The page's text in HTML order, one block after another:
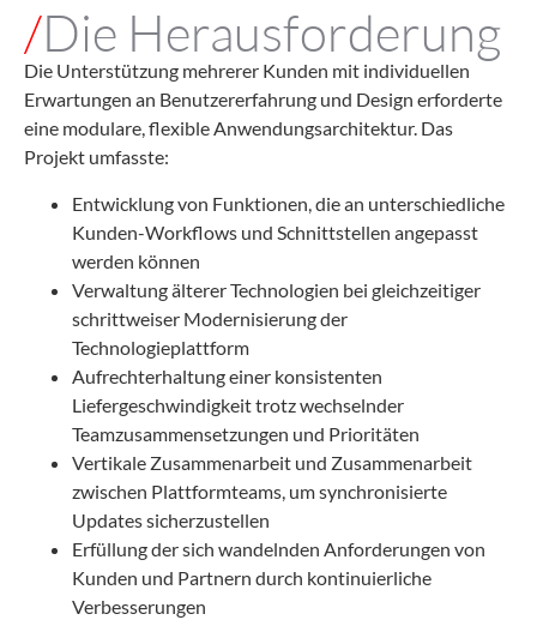
/Die Herausforderung
Die Unterstützung mehrerer Kunden mit individuellen
Erwartungen an Benutzererfahrung und Design erforderte
eine modulare, flexible Anwendungsarchitektur. Das
Projekt umfasste:
Entwicklung von Funktionen, die an unterschiedliche
Kunden-Workflows und Schnittstellen angepasst
werden können
Verwaltung älterer Technologien bei gleichzeitiger
schrittweiser Modernisierung der
Technologieplattform
Aufrechterhaltung einer konsistenten
Liefergeschwindigkeit trotz wechselnder
Teamzusammensetzungen und Prioritäten
Vertikale Zusammenarbeit und Zusammenarbeit
zwischen Plattformteams, um synchronisierte
Updates sicherzustellen
Erfüllung der sich wandelnden Anforderungen von
Kunden und Partnern durch kontinuierliche
Verbesserungen